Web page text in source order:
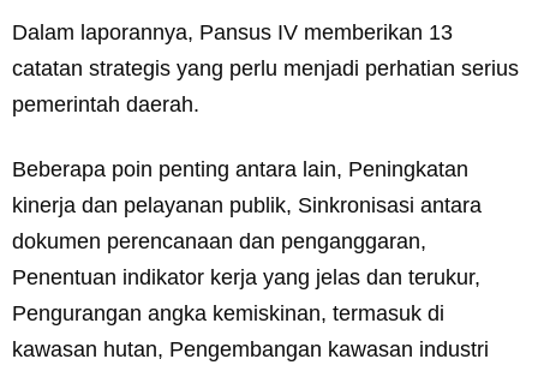
Dalam laporannya, Pansus IV memberikan 13
catatan strategis yang perlu menjadi perhatian serius
pemerintah daerah.
Beberapa poin penting antara lain, Peningkatan
kinerja dan pelayanan publik, Sinkronisasi antara
dokumen perencanaan dan penganggaran,
Penentuan indikator kerja yang jelas dan terukur,
Pengurangan angka kemiskinan, termasuk di
kawasan hutan, Pengembangan kawasan industri